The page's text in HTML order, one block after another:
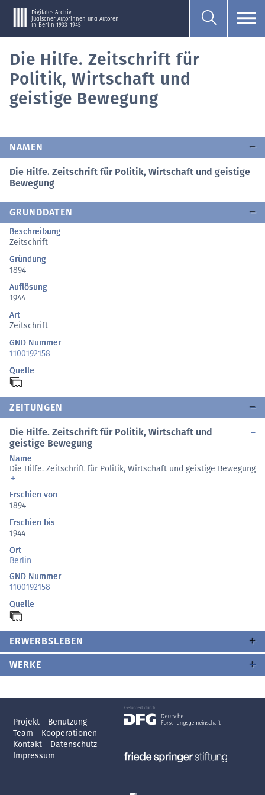
Digitales Archiv
jüdischer Autorinnen und Autoren
in Berlin 1933–1945
Die Hilfe. Zeitschrift für
Politik, Wirtschaft und
geistige Bewegung
NAMEN
Die Hilfe. Zeitschrift für Politik, Wirtschaft und geistige
Bewegung
GRUNDDATEN
Beschreibung
Zeitschrift
Gründung
1894
Auflösung
1944
Art
Zeitschrift
GND Nummer
1100192158
Quelle
ZEITUNGEN
Die Hilfe. Zeitschrift für Politik, Wirtschaft und
geistige Bewegung
Name
Die Hilfe. Zeitschrift für Politik, Wirtschaft und geistige Bewegung
Erschien von
1894
Erschien bis
1944
Ort
Berlin
GND Nummer
1100192158
Quelle
ERWERBSLEBEN
WERKE
Projekt
Benutzung
Team
Kooperationen
Kontakt
Datenschutz
Impressum